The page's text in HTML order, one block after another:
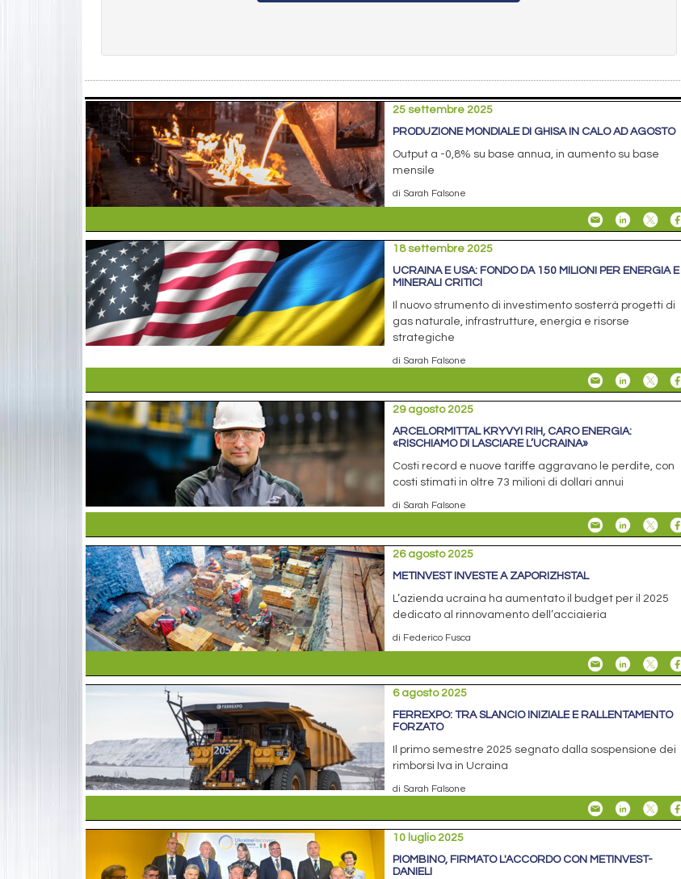
25 settembre 2025
PRODUZIONE MONDIALE DI GHISA IN CALO AD AGOSTO
Output a -0,8% su base annua, in aumento su base
mensile
di Sarah Falsone
18 settembre 2025
UCRAINA E USA: FONDO DA 150 MILIONI PER ENERGIA E
MINERALI CRITICI
Il nuovo strumento di investimento sosterrà progetti di
gas naturale, infrastrutture, energia e risorse
strategiche
di Sarah Falsone
29 agosto 2025
ARCELORMITTAL KRYVYI RIH, CARO ENERGIA:
«RISCHIAMO DI LASCIARE L’UCRAINA»
Costi record e nuove tariffe aggravano le perdite, con
costi stimati in oltre 73 milioni di dollari annui
di Sarah Falsone
26 agosto 2025
METINVEST INVESTE A ZAPORIZHSTAL
L’azienda ucraina ha aumentato il budget per il 2025
dedicato al rinnovamento dell’acciaieria
di Federico Fusca
6 agosto 2025
FERREXPO: TRA SLANCIO INIZIALE E RALLENTAMENTO
FORZATO
Il primo semestre 2025 segnato dalla sospensione dei
rimborsi Iva in Ucraina
di Sarah Falsone
10 luglio 2025
PIOMBINO, FIRMATO L'ACCORDO CON METINVEST-
DANIELI